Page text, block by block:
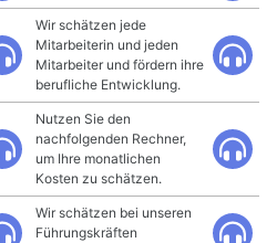
Wir schätzen jede
Mitarbeiterin und jeden
Mitarbeiter und fördern ihre
berufliche Entwicklung.
Nutzen Sie den
nachfolgenden Rechner,
um Ihre monatlichen
Kosten zu schätzen.
Wir schätzen bei unseren
Führungskräften